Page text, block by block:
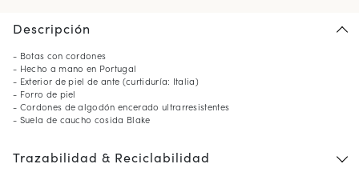
Descripción
- Botas con cordones
- Hecho a mano en Portugal
- Exterior de piel de ante (curtiduría: Italia)
- Forro de piel
- Cordones de algodón encerado ultrarresistentes
- Suela de caucho cosida Blake
Trazabilidad & Reciclabilidad